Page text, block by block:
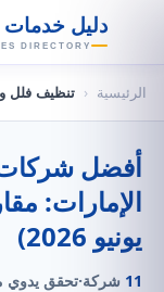
دليل خدمات
DIRECTORY
الرئيسية ‹ تنظيف فلل
أفضل
يونيو 2026)
11 شركة·تحقق يدوي